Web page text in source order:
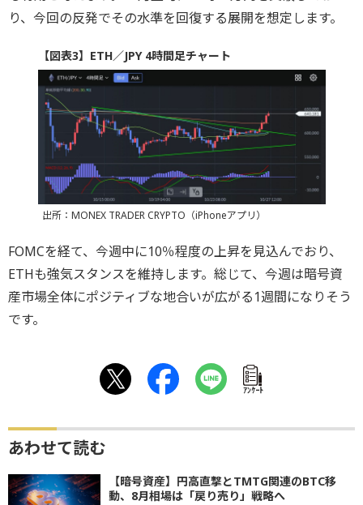
り、今回の反発でその水準を回復する展開を想定します。
【図表3】ETH／JPY 4時間足チャート
出所：MONEX TRADER CRYPTO（iPhoneアプリ）
FOMCを経て、今週中に10％程度の上昇を見込んでおり、
ETHも強気スタンスを維持します。総じて、今週は暗号資
産市場全体にポジティブな地合いが広がる1週間になりそう
です。
ｱﾝｹｰﾄ
あわせて読む
【暗号資産】円高直撃とTMTG関連のBTC移
動、8月相場は「戻り売り」戦略へ